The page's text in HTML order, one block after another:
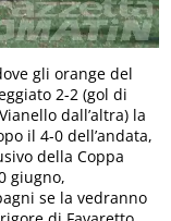
gli orange del
2-2 (gol di
dall’altra) la
il 4-0 dell’andata,
della Coppa
giugno,
se la vedranno